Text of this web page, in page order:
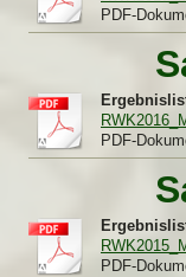
PDF-
PDF-
PDF-